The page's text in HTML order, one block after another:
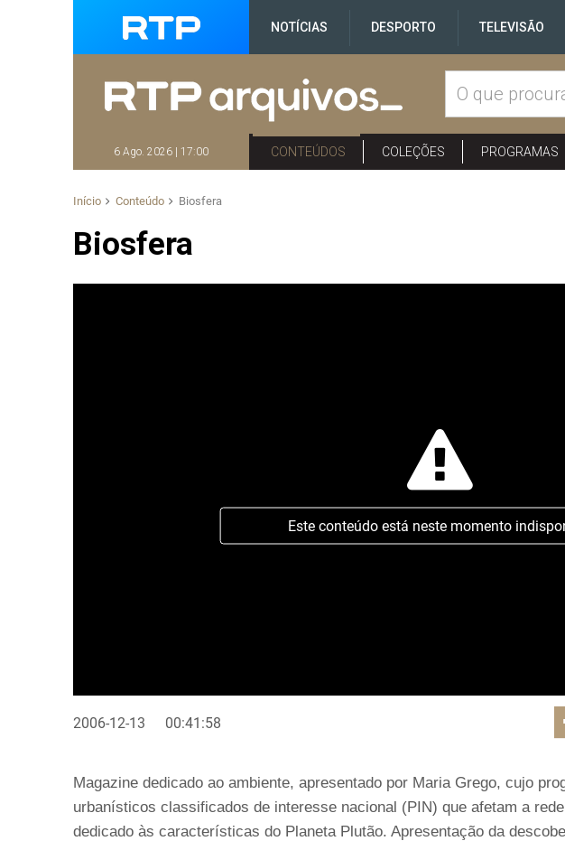
NOTÍCIAS DESPORTO TELEVISÃO
6 Ago. 2026 | 17:00 CONTEÚDOS COLEÇÕES PROGRAMAS
Início Conteúdo Biosfera
Biosfera
Este conteúdo está neste momento
2006-12-13 00:41:58
Magazine dedicado ao ambiente, apresentado por Maria Grego, cujo
urbanísticos classificados de interesse nacional (PIN) que afetam a
dedicado às características do Planeta Plutão. Apresentação da